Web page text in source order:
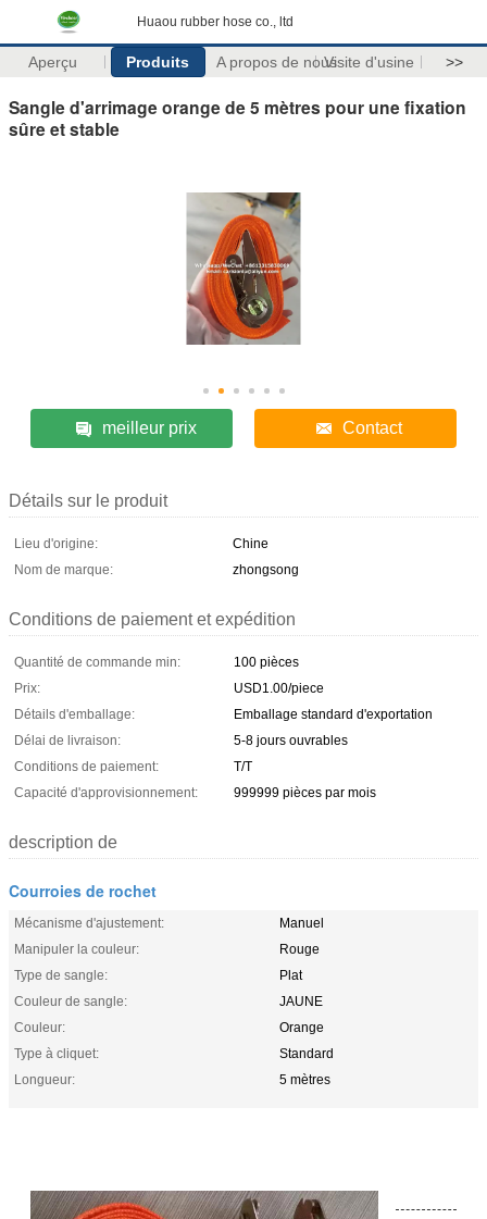
Huaou rubber hose co., ltd
Aperçu Produits A propos de nousVisite d'usine >>
Sangle d'arrimage orange de 5 mètres pour une fixation
sûre et stable
meilleur prix Contact
Détails sur le produit
Lieu d'origine:
Chine
Nom de marque:
zhongsong
Conditions de paiement et expédition
Quantité de commande min:
100 pièces
Prix:
USD1.00/piece
Détails d'emballage:
Emballage standard d'exportation
Délai de livraison:
5-8 jours ouvrables
Conditions de paiement:
T/T
Capacité d'approvisionnement:
999999 pièces par mois
description de
Courroies de rochet
Mécanisme d'ajustement:
Manuel
Manipuler la couleur:
Rouge
Type de sangle:
Plat
Couleur de sangle:
JAUNE
Couleur:
Orange
Type à cliquet:
Standard
Longueur:
5 mètres